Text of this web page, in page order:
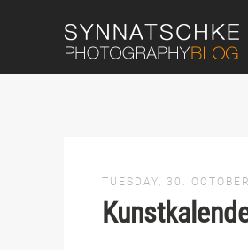
TUESDAY, 30.